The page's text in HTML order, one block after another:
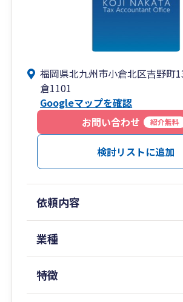
福岡県北九州市小倉北区吉野町
倉1101
Googleマップを確認
お問い合わせ
紹介無料
検討リストに追加
依頼内容
業種
特徴